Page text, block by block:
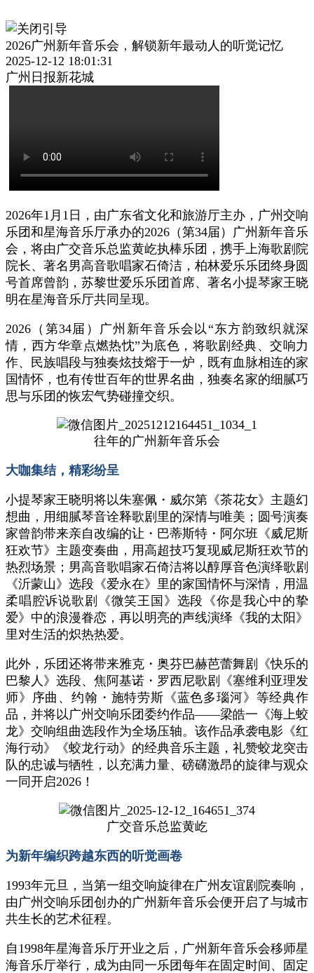
2026广州新年音乐会，解锁新年最动人的听觉记忆
2025-12-12 18:01:31
广州日报新花城
2026年1月1日，由广东省文化和旅游厅主办，广州交响
乐团和星海音乐厅承办的2026（第34届）广州新年音乐
会，将由广交音乐总监黄屹执棒乐团，携手上海歌剧院
院长、著名男高音歌唱家石倚洁，柏林爱乐乐团终身圆
号首席曾韵，苏黎世爱乐乐团首席、著名小提琴家王晓
明在星海音乐厅共同呈现。
2026（第34届）广州新年音乐会以“东方韵致织就深
情，西方华章点燃热忱”为底色，将歌剧经典、交响力
作、民族唱段与独奏炫技熔于一炉，既有血脉相连的家
国情怀，也有传世百年的世界名曲，独奏名家的细腻巧
思与乐团的恢宏气势碰撞交织。
往年的广州新年音乐会
大咖集结，精彩纷呈
小提琴家王晓明将以朱塞佩・威尔第《茶花女》主题幻
想曲，用细腻琴音诠释歌剧里的深情与唯美；圆号演奏
家曾韵带来亲自改编的让・巴蒂斯特・阿尔班《威尼斯
狂欢节》主题变奏曲，用高超技巧复现威尼斯狂欢节的
热烈场景；男高音歌唱家石倚洁将以醇厚音色演绎歌剧
《沂蒙山》选段《爱永在》里的家国情怀与深情，用温
柔唱腔诉说歌剧《微笑王国》选段《你是我心中的挚
爱》中的浪漫眷恋，再以明亮的声线演绎《我的太阳》
里对生活的炽热热爱。
此外，乐团还将带来雅克・奥芬巴赫芭蕾舞剧《快乐的
巴黎人》选段、焦阿基诺・罗西尼歌剧《塞维利亚理发
师》序曲、约翰・施特劳斯《蓝色多瑙河》等经典作
品，并将以广州交响乐团委约作品——梁皓一《海上蛟
龙》交响组曲选段作为全场压轴。该作品承袭电影《红
海行动》《蛟龙行动》的经典音乐主题，礼赞蛟龙突击
队的忠诚与牺牲，以充满力量、磅礴激昂的旋律与观众
一同开启2026！
广交音乐总监黄屹
为新年编织跨越东西的听觉画卷
1993年元旦，当第一组交响旋律在广州友谊剧院奏响，
由广州交响乐团创办的广州新年音乐会便开启了与城市
共生长的艺术征程。
自1998年星海音乐厅开业之后，广州新年音乐会移师星
海音乐厅举行，成为由同一乐团每年在固定时间、固定